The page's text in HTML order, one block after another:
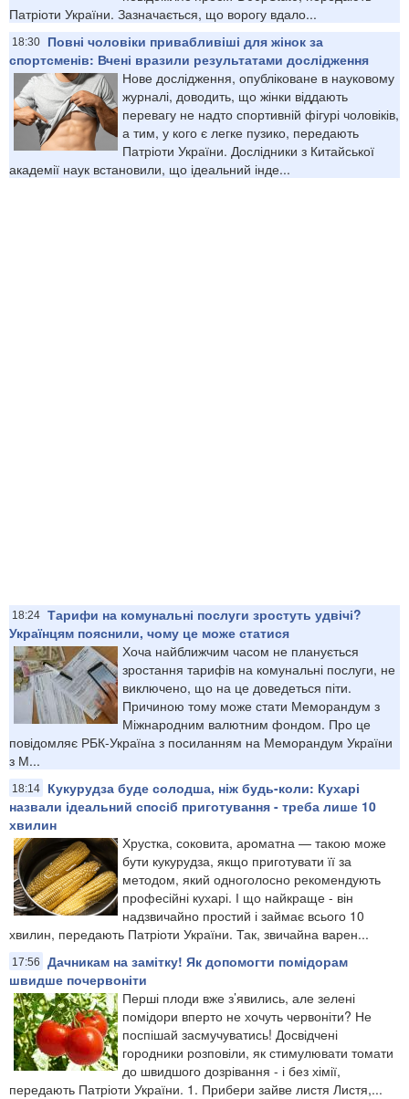
Патріоти України. Зазначається, що ворогу вдало...
18:30
Повні чоловіки привабливіші для жінок за
спортсменів: Вчені вразили результатами дослідження
Нове дослідження, опубліковане в науковому
журналі, доводить, що жінки віддають
перевагу не надто спортивній фігурі чоловіків,
а тим, у кого є легке пузико, передають
Патріоти України. Дослідники з Китайської
академії наук встановили, що ідеальний інде...
18:24 Тарифи на комунальні послуги зростуть удвічі?
Українцям пояснили, чому це може статися
Хоча найближчим часом не планується
зростання тарифів на комунальні послуги, не
виключено, що на це доведеться піти.
Причиною тому може стати Меморандум з
Міжнародним валютним фондом. Про це
повідомляє РБК-Україна з посиланням на Меморандум України
з М...
18:14
Кукурудза буде солодша, ніж будь-коли: Кухарі
назвали ідеальний спосіб приготування - треба лише 10
хвилин
Хрустка, соковита, ароматна — такою може
бути кукурудза, якщо приготувати її за
методом, який одноголосно рекомендують
професійні кухарі. І що найкраще - він
надзвичайно простий і займає всього 10
хвилин, передають Патріоти України. Так, звичайна варен...
17:56
Дачникам на замітку! Як допомогти помідорам
швидше почервоніти
Перші плоди вже з’явились, але зелені
помідори вперто не хочуть червоніти? Не
поспішай засмучуватись! Досвідчені
городники розповіли, як стимулювати томати
до швидшого дозрівання - і без хімії,
передають Патріоти України. 1. Прибери зайве листя Листя,...